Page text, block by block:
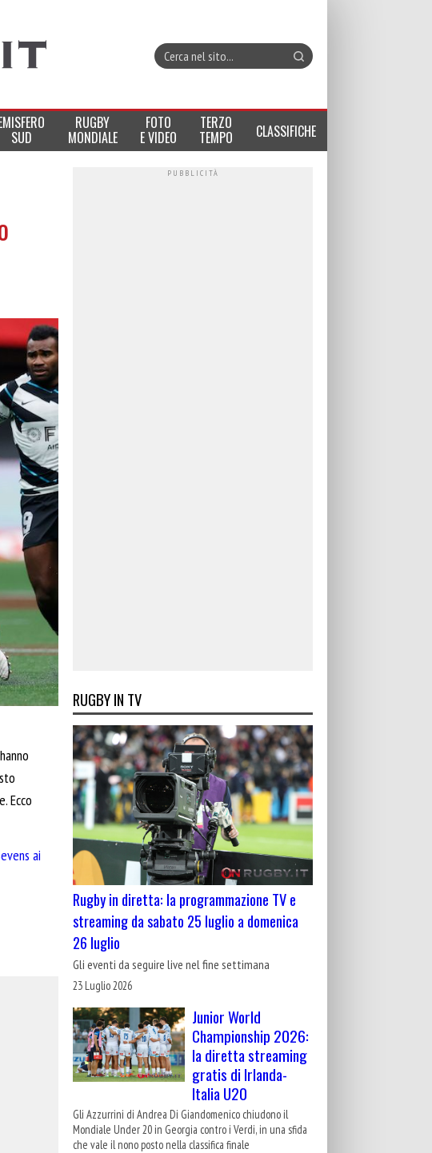
SUD
RUGBY
MONDIALE
FOTO
E VIDEO
TERZO
TEMPO CLASSIFICHE
Ecco
ai
RUGBY IN TV
Rugby in diretta: la programmazione TV e
streaming da sabato 25 luglio a domenica
26 luglio
Gli eventi da seguire live nel fine settimana
23 Luglio 2026
Junior World
Championship 2026:
la diretta streaming
gratis di Irlanda-
Italia U20
Gli Azzurrini di Andrea Di Giandomenico chiudono il
Mondiale Under 20 in Georgia contro i Verdi, in una sfida
che vale il nono posto nella classifica finale